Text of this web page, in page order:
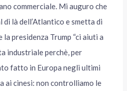
commerciale. Mi auguro che
di là dell’Atlantico e smetta di
presidenza Trump “ci aiuti a
industriale perchè, per
fatto in Europa negli ultimi
ai cinesi: non controlliamo le